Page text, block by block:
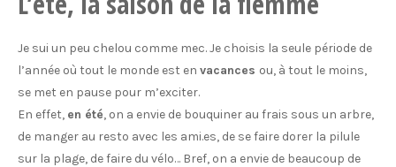
Je sui un peu chelou comme mec. Je choisis la seule période de
l’année où tout le monde est en vacances ou, à tout le moins,
se met en pause pour m’exciter.
En effet, en été, on a envie de bouquiner au frais sous un arbre,
de manger au resto avec les ami.es, de se faire dorer la pilule
sur la plage, de faire du vélo… Bref, on a envie de beaucoup de